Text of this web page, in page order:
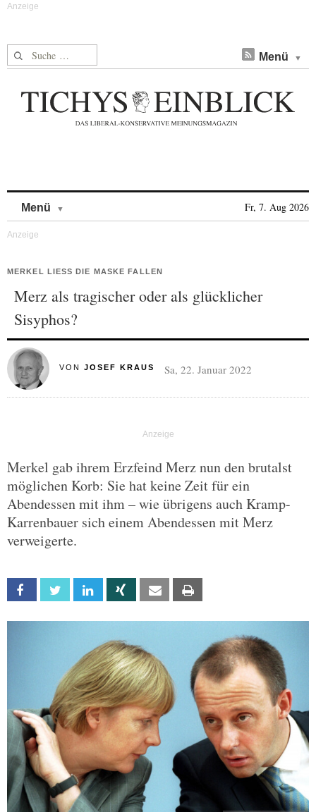
Suche nach: Menü
Menü Fr, 7. Aug 2026
MERKEL LIESS DIE MASKE FALLEN
Merz als tragischer oder als glücklicher
Sisyphos?
VON JOSEF KRAUS Sa, 22. Januar 2022
Merkel gab ihrem Erzfeind Merz nun den brutalst
möglichen Korb: Sie hat keine Zeit für ein
Abendessen mit ihm – wie übrigens auch Kramp-
Karrenbauer sich einem Abendessen mit Merz
verweigerte.
Facebook Twitter Linkedin Xing Email